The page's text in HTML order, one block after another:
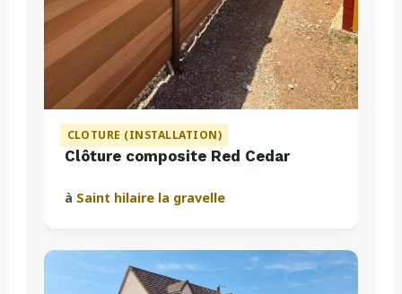
CLOTURE (INSTALLATION)
Clôture composite Red Cedar
à Saint hilaire la gravelle